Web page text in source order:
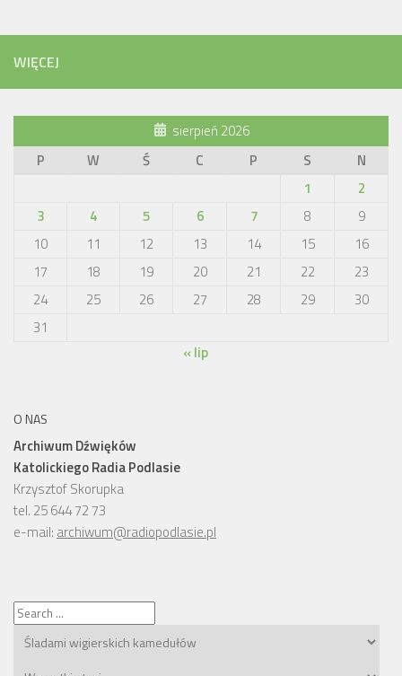
WIĘCEJ
sierpień 2026
P
W Ś C P S
N
1
2
3
4 5 6 7 8
9
10
11 12 13 14 15
16
17
18 19 20 21 22
23
24
25 26 27 28 29
30
31
« lip
O NAS
Archiwum Dźwięków
Katolickiego Radia Podlasie
Krzysztof Skorupka
tel. 25 644 72 73
e-mail: archiwum@radiopodlasie.pl